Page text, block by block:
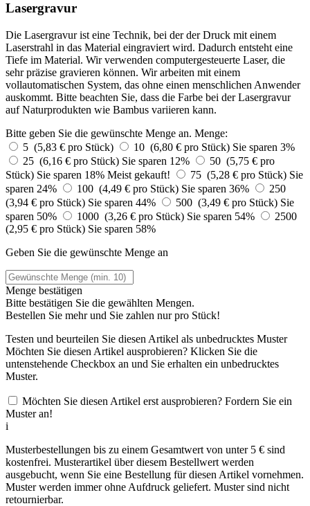
Lasergravur
Die Lasergravur ist eine Technik, bei der der Druck mit einem
Laserstrahl in das Material eingraviert wird. Dadurch entsteht eine
Tiefe im Material. Wir verwenden computergesteuerte Laser, die
sehr präzise gravieren können. Wir arbeiten mit einem
vollautomatischen System, das ohne einen menschlichen Anwender
auskommt. Bitte beachten Sie, dass die Farbe bei der Lasergravur
auf Naturprodukten wie Bambus variieren kann.
Bitte geben Sie die gewünschte Menge an. Menge:
5 (5,83 € pro Stück)
10 (6,80 € pro Stück) Sie sparen 3%
25 (6,16 € pro Stück) Sie sparen 12%
50 (5,75 € pro
Stück) Sie sparen 18% Meist gekauft! 75 (5,28 € pro Stück) Sie
sparen 24%
100 (4,49 € pro Stück) Sie sparen 36%
250
(3,94 € pro Stück) Sie sparen 44% 500 (3,49 € pro Stück) Sie
sparen 50%
1000 (3,26 € pro Stück) Sie sparen 54%
2500
(2,95 € pro Stück) Sie sparen 58%
Geben Sie die gewünschte Menge an
Menge bestätigen
Bitte bestätigen Sie die gewählten Mengen.
Bestellen Sie mehr und Sie zahlen nurpro Stück!
Testen und beurteilen Sie diesen Artikel als unbedrucktes Muster
Möchten Sie diesen Artikel ausprobieren? Klicken Sie die
untenstehende Checkbox an und Sie erhalten ein unbedrucktes
Muster.
Möchten Sie diesen Artikel erst ausprobieren? Fordern Sie ein
Muster an!
i
Musterbestellungen bis zu einem Gesamtwert von unter 5 € sind
kostenfrei. Musterartikel über diesem Bestellwert werden
ausgebucht, wenn Sie eine Bestellung für diesen Artikel vornehmen.
Muster werden immer ohne Aufdruck geliefert. Muster sind nicht
retournierbar.